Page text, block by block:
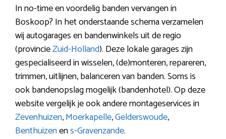
In no-time en voordelig banden vervangen in
Boskoop? In het onderstaande schema verzamelen
wij autogarages en bandenwinkels uit de regio
(provincieZuid-Holland). Deze lokale garages zijn
gespecialiseerd in wisselen, (de)monteren, repareren,
trimmen, uitlijnen, balanceren van banden. Soms is
ook bandenopslag mogelijk (bandenhotel). Op deze
website vergelijk je ook andere montageservices in
Zevenhuizen,Moerkapelle,Gelderswoude,
Benthuizenens-Gravenzande.